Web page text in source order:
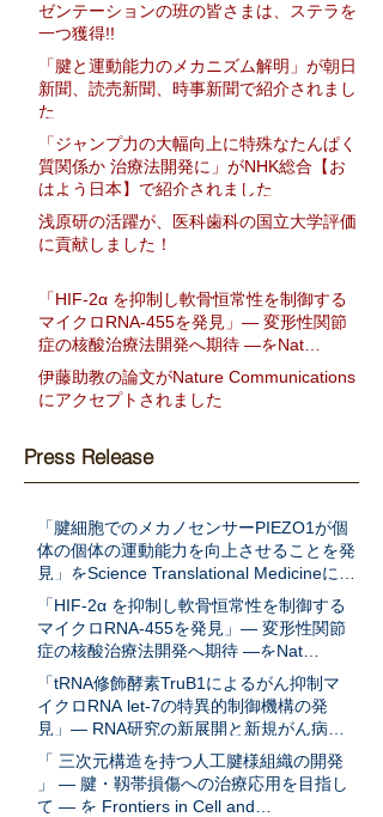
ゼンテーションの班の皆さまは、ステラを
一つ獲得!!
「腱と運動能力のメカニズム解明」が朝日
新聞、読売新聞、時事新聞で紹介されまし
た
「ジャンプ力の大幅向上に特殊なたんぱく
質関係か 治療法開発に」がNHK総合【お
はよう日本】で紹介されました
浅原研の活躍が、医科歯科の国立大学評価
に貢献しました！
「HIF-2α を抑制し軟骨恒常性を制御する
マイクロRNA-455を発見」― 変形性関節
症の核酸治療法開発へ期待 ―をNat
Communに発表
伊藤助教の論文がNature Communications
にアクセプトされました
Press Release
「腱細胞でのメカノセンサーPIEZO1が個
体の個体の運動能力を向上させることを発
見」をScience Translational Medicineに発
表
「HIF-2α を抑制し軟骨恒常性を制御する
マイクロRNA-455を発見」― 変形性関節
症の核酸治療法開発へ期待 ―をNat
Communに発表
「tRNA修飾酵素TruB1によるがん抑制マ
イクロRNA let-7の特異的制御機構の発
見」― RNA研究の新展開と新規がん病態
解明への期待 ―をEMBO Jに発表
「 三次元構造を持つ人工腱様組織の開発
」 ― 腱・靱帯損傷への治療応用を目指し
て ― を Frontiers in Cell and